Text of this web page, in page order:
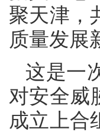
聚天津，
质量发展
这是一
对安全威
成立上合